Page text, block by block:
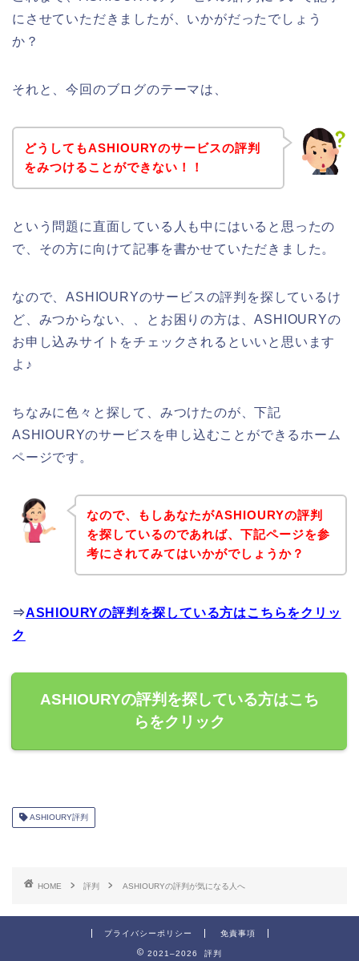
にさせていただきましたが、いかがだったでしょう
か？
それと、今回のブログのテーマは、
どうしてもASHIOURYのサービスの評判
をみつけることができない！！
という問題に直面している人も中にはいると思ったの
で、その方に向けて記事を書かせていただきました。
なので、ASHIOURYのサービスの評判を探しているけ
ど、みつからない、、とお困りの方は、ASHIOURYの
お申し込みサイトをチェックされるといいと思います
よ♪
ちなみに色々と探して、みつけたのが、下記
ASHIOURYのサービスを申し込むことができるホーム
ページです。
なので、もしあなたがASHIOURYの評判
を探しているのであれば、下記ページを参
考にされてみてはいかがでしょうか？
⇒ASHIOURYの評判を探している方はこちらをクリッ
ク
ASHIOURYの評判を探している方はこち
らをクリック
ASHIOURY評判
HOME 評判 ASHIOURYの評判が気になる人へ
プライバシーポリシー 免責事項
2021–2026 評判